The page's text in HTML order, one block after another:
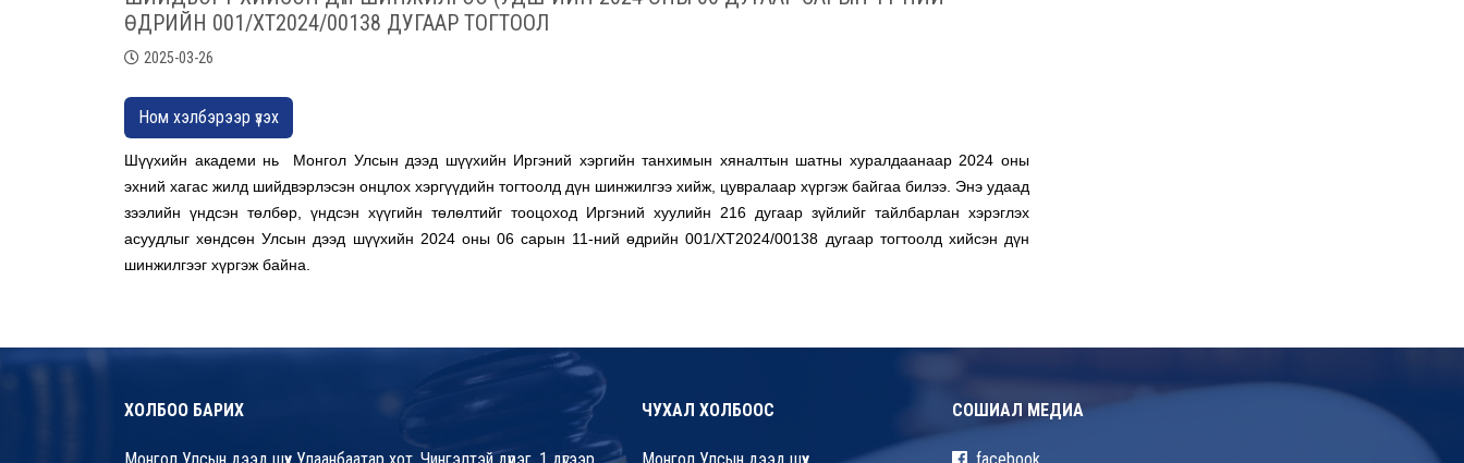
ӨДРИЙН 001/ХТ2024/00138 ДУГААР ТОГТООЛ
2025-03-26
Ном хэлбэрээр үзэх
Шүүхийн академи нь Монгол Улсын дээд шүүхийн Иргэний хэргийн танхимын хяналтын шатны хуралдаанаар 2024 оны
эхний хагас жилд шийдвэрлэсэн онцлох хэргүүдийн тогтоолд дүн шинжилгээ хийж, цувралаар хүргэж байгаа билээ. Энэ удаад
зээлийн үндсэн төлбөр, үндсэн хүүгийн төлөлтийг тооцоход Иргэний хуулийн 216 дугаар зүйлийг тайлбарлан хэрэглэх
асуудлыг хөндсөн Улсын дээд шүүхийн 2024 оны 06 сарын 11-ний өдрийн 001/ХТ2024/00138 дугаар тогтоолд хийсэн дүн
шинжилгээг хүргэж байна.
ХОЛБОО БАРИХ ЧУХАЛ ХОЛБООС СОШИАЛ МЕДИА